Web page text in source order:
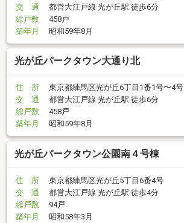
交 通
都営大江戸線 光が丘駅 徒歩6分
総戸数
458戸
築年月
昭和59年8月
光が丘パークタウン大通り北
住 所
東京都練馬区光が丘6丁目1番1号〜4号
交 通
都営大江戸線 光が丘駅 徒歩6分
総戸数
458戸
築年月
昭和59年8月
光が丘パークタウン公園南４号棟
住 所
東京都練馬区光が丘5丁目6番4号
交 通
都営大江戸線 光が丘駅 徒歩4分
総戸数
94戸
築年月
昭和58年3月